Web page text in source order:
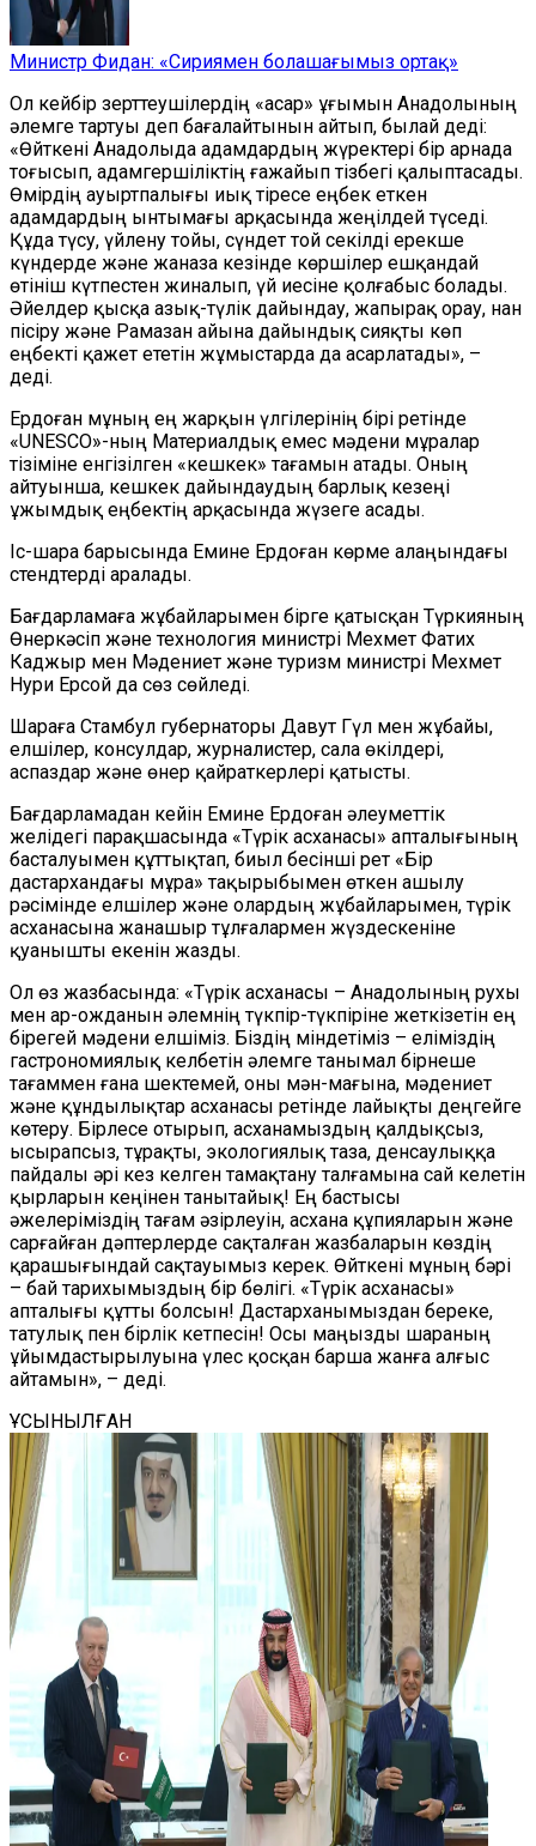
Министр Фидан: «Сириямен болашағымыз ортақ»
Ол кейбір зерттеушілердің «асар» ұғымын Анадолының
әлемге тартуы деп бағалайтынын айтып, былай деді:
«Өйткені Анадолыда адамдардың жүректері бір арнада
тоғысып, адамгершіліктің ғажайып тізбегі қалыптасады.
Өмірдің ауыртпалығы иық тіресе еңбек еткен
адамдардың ынтымағы арқасында жеңілдей түседі.
Құда түсу, үйлену тойы, сүндет той секілді ерекше
күндерде және жаназа кезінде көршілер ешқандай
өтініш күтпестен жиналып, үй иесіне қолғабыс болады.
Әйелдер қысқа азық-түлік дайындау, жапырақ орау, нан
пісіру және Рамазан айына дайындық сияқты көп
еңбекті қажет ететін жұмыстарда да асарлатады», –
деді.
Ердоған мұның ең жарқын үлгілерінің бірі ретінде
«UNESCO»-ның Материалдық емес мәдени мұралар
тізіміне енгізілген «кешкек» тағамын атады. Оның
айтуынша, кешкек дайындаудың барлық кезеңі
ұжымдық еңбектің арқасында жүзеге асады.
Іс-шара барысында Емине Ердоған көрме алаңындағы
стендтерді аралады.
Бағдарламаға жұбайларымен бірге қатысқан Түркияның
Өнеркәсіп және технология министрі Мехмет Фатих
Каджыр мен Мәдениет және туризм министрі Мехмет
Нури Ерсой да сөз сөйледі.
Шараға Стамбул губернаторы Давут Гүл мен жұбайы,
елшілер, консулдар, журналистер, сала өкілдері,
аспаздар және өнер қайраткерлері қатысты.
Бағдарламадан кейін Емине Ердоған әлеуметтік
желідегі парақшасында «Түрік асханасы» апталығының
басталуымен құттықтап, биыл бесінші рет «Бір
дастархандағы мұра» тақырыбымен өткен ашылу
рәсімінде елшілер және олардың жұбайларымен, түрік
асханасына жанашыр тұлғалармен жүздескеніне
қуанышты екенін жазды.
Ол өз жазбасында: «Түрік асханасы – Анадолының рухы
мен ар-ожданын әлемнің түкпір-түкпіріне жеткізетін ең
бірегей мәдени елшіміз. Біздің міндетіміз – еліміздің
гастрономиялық келбетін әлемге танымал бірнеше
тағаммен ғана шектемей, оны мән-мағына, мәдениет
және құндылықтар асханасы ретінде лайықты деңгейге
көтеру. Бірлесе отырып, асханамыздың қалдықсыз,
ысырапсыз, тұрақты, экологиялық таза, денсаулыққа
пайдалы әрі кез келген тамақтану талғамына сай келетін
қырларын кеңінен танытайық! Ең бастысы
әжелеріміздің тағам әзірлеуін, асхана құпияларын және
сарғайған дәптерлерде сақталған жазбаларын көздің
қарашығындай сақтауымыз керек. Өйткені мұның бәрі
– бай тарихымыздың бір бөлігі. «Түрік асханасы»
апталығы құтты болсын! Дастарханымыздан береке,
татулық пен бірлік кетпесін! Осы маңызды шараның
ұйымдастырылуына үлес қосқан барша жанға алғыс
айтамын», – деді.
ҰСЫНЫЛҒАН